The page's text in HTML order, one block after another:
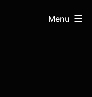
Menu